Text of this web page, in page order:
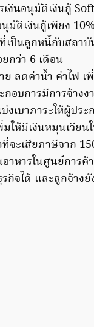
เงินอนุมัติเงินกู้
มัติเงินกู้เพียง
เป็นลูกหนี้กับสถา
กว่า 6 เดือน
ย ลดค่าน้ำ ค่าไฟ เ
อบการมีการจ้างง
งเบาภาระให้ผู้ปร
มให้มีเงินหมุนเวีย
จะเสียภาษีจาก
าหารในศูนย์การค้
กิจได้ และลูกจ้าง